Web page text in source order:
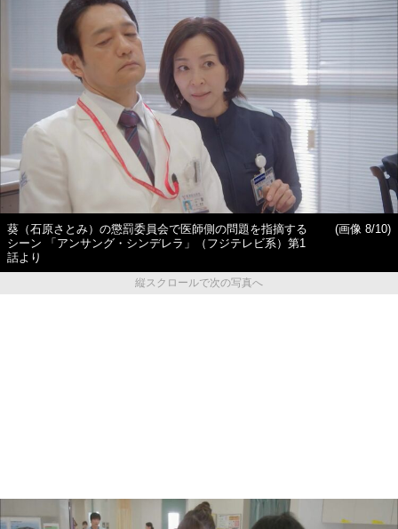
葵（石原さとみ）の懲罰委員会で医師側の問題を指摘する
シーン 「アンサング・シンデレラ」（フジテレビ系）第1
話より
(画像 8/10)
縦スクロールで次の写真へ